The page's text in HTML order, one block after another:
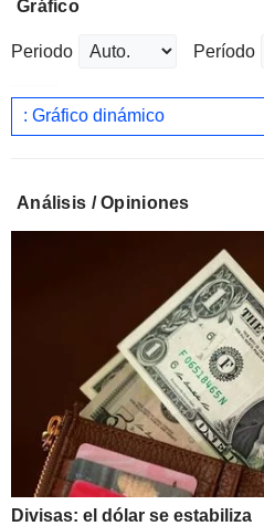
Gráfico
Periodo Período
: Gráfico dinámico
Análisis / Opiniones
Divisas: el dólar se estabiliza